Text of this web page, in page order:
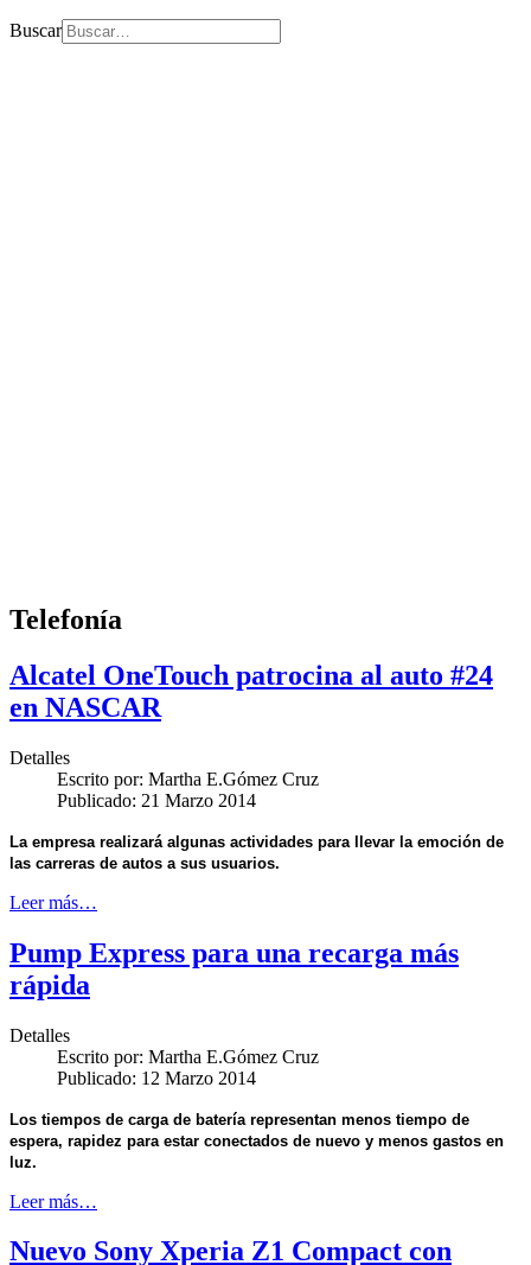
Buscar
Telefonía
Alcatel OneTouch patrocina al auto #24
en NASCAR
Detalles
Escrito por: Martha E.Gómez Cruz
Publicado: 21 Marzo 2014
La empresa realizará algunas actividades para llevar la emoción de
las carreras de autos a sus usuarios.
Leer más…
Pump Express para una recarga más
rápida
Detalles
Escrito por: Martha E.Gómez Cruz
Publicado: 12 Marzo 2014
Los tiempos de carga de batería representan menos tiempo de
espera, rapidez para estar conectados de nuevo y menos gastos en
luz.
Leer más…
Nuevo Sony Xperia Z1 Compact con